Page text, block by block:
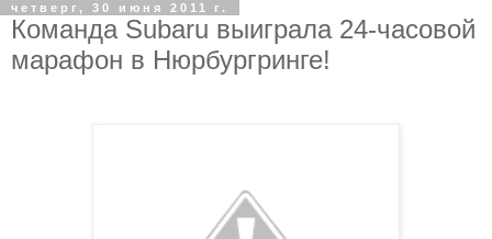
четверг, 30 июня 2011 г.
Команда Subaru выиграла 24-часовой
марафон в Нюрбургринге!